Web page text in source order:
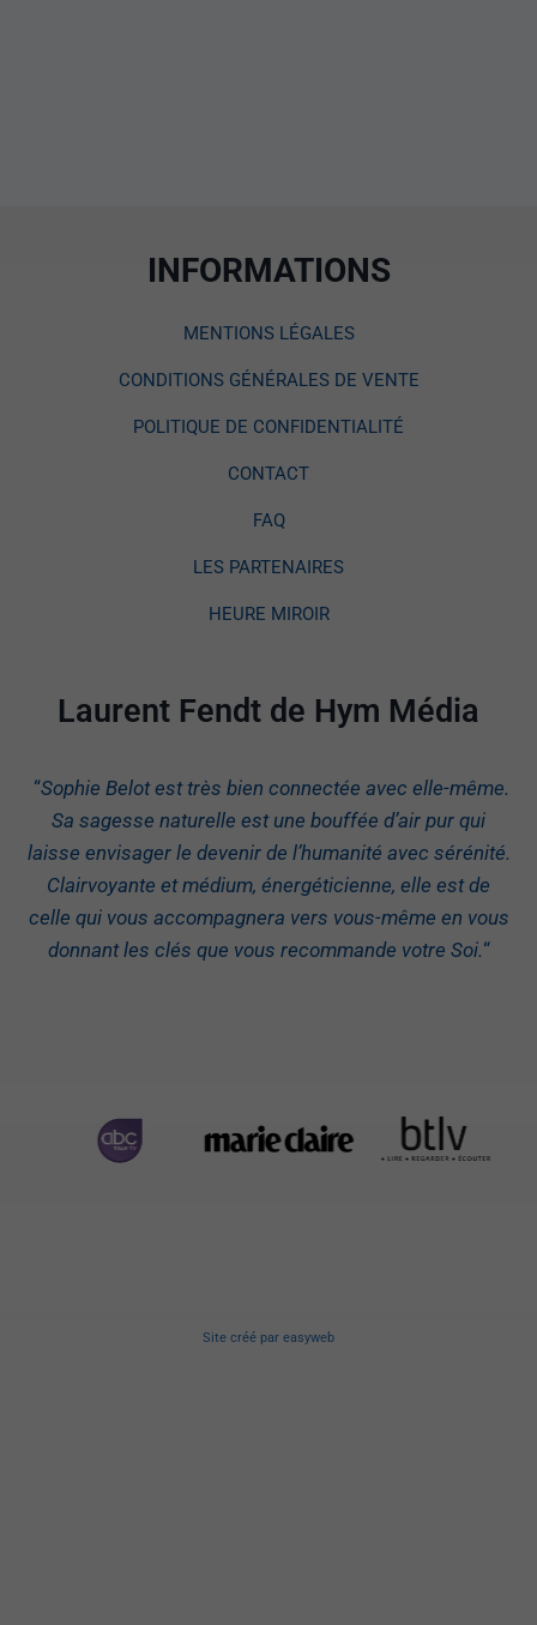
INFORMATIONS
MENTIONS LÉGALES
CONDITIONS GÉNÉRALES DE VENTE
POLITIQUE DE CONFIDENTIALITÉ
CONTACT
FAQ
LES PARTENAIRES
HEURE MIROIR
Laurent Fendt de Hym Média
“Sophie Belot est très bien connectée avec elle-même.
Sa sagesse naturelle est une bouffée d’air pur qui
laisse envisager le devenir de l’humanité avec sérénité.
Clairvoyante et médium, énergéticienne, elle est de
celle qui vous accompagnera vers vous-même en vous
donnant les clés que vous recommande votre Soi.“
Site créé par easyweb